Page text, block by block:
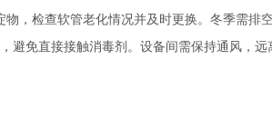
，检查软管老化情况并及时更换。冬季需排
避免直接接触消毒剂。设备间需保持通风，远